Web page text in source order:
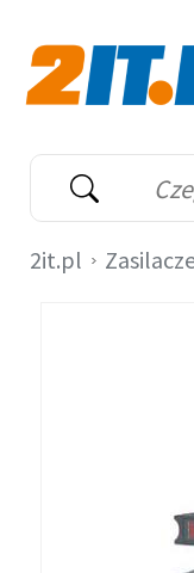
Wyszukiwarka
Słowo kluczowe
2it.pl